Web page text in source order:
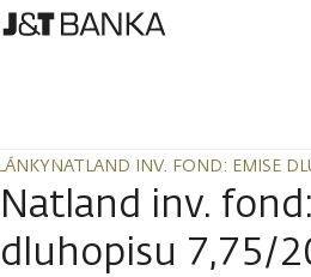
NATLAND INV. FOND: EMISE
NATLAND INV. FOND: EMISE
Natland inv.
dluhopisu 7,75/